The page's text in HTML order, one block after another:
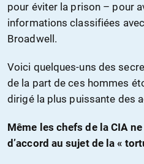
pour éviter la prison – pour
informations classifiées
Broadwell.
Voici quelques-uns des
de la part de ces hommes
dirigé la plus puissante des
Même les chefs de la CIA
d’accord au sujet de la «